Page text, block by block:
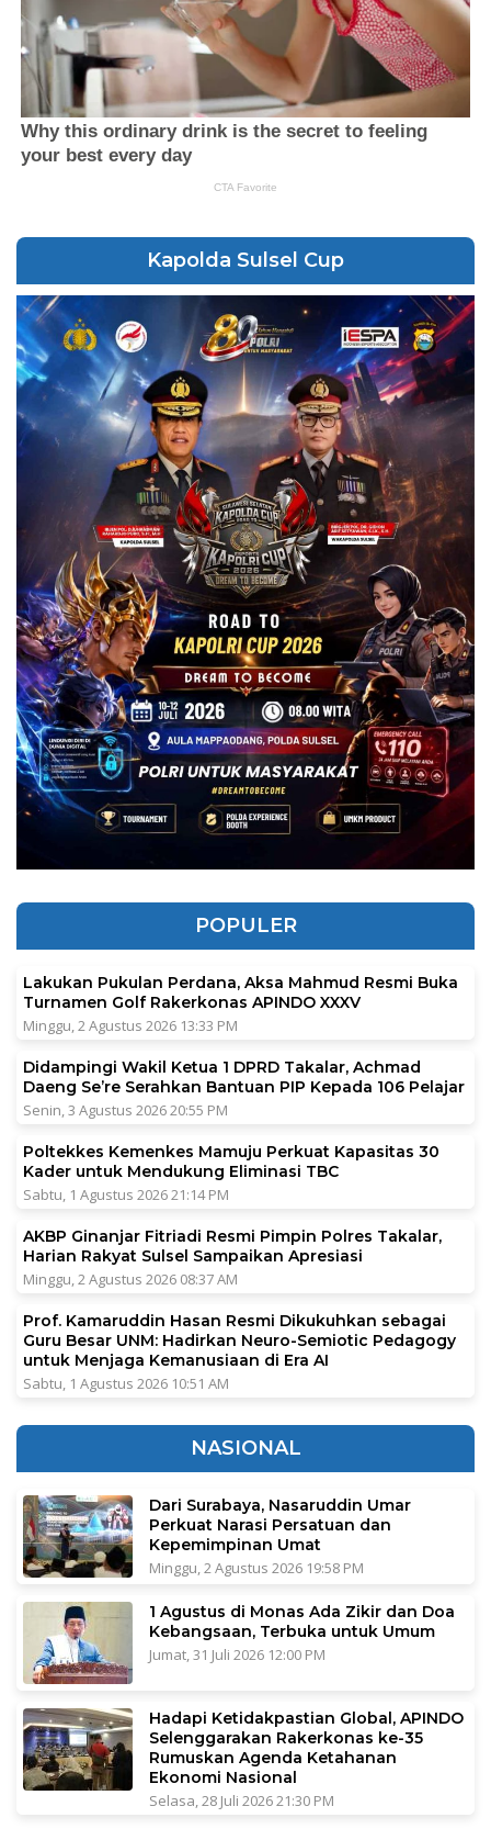
Kapolda Sulsel Cup
POPULER
Lakukan Pukulan Perdana, Aksa Mahmud Resmi Buka
Turnamen Golf Rakerkonas APINDO XXXV
Minggu, 2 Agustus 2026 13:33 PM
Didampingi Wakil Ketua 1 DPRD Takalar, Achmad
Daeng Se’re Serahkan Bantuan PIP Kepada 106 Pelajar
Senin, 3 Agustus 2026 20:55 PM
Poltekkes Kemenkes Mamuju Perkuat Kapasitas 30
Kader untuk Mendukung Eliminasi TBC
Sabtu, 1 Agustus 2026 21:14 PM
AKBP Ginanjar Fitriadi Resmi Pimpin Polres Takalar,
Harian Rakyat Sulsel Sampaikan Apresiasi
Minggu, 2 Agustus 2026 08:37 AM
Prof. Kamaruddin Hasan Resmi Dikukuhkan sebagai
Guru Besar UNM: Hadirkan Neuro-Semiotic Pedagogy
untuk Menjaga Kemanusiaan di Era AI
Sabtu, 1 Agustus 2026 10:51 AM
NASIONAL
Dari Surabaya, Nasaruddin Umar
Perkuat Narasi Persatuan dan
Kepemimpinan Umat
Minggu, 2 Agustus 2026 19:58 PM
1 Agustus di Monas Ada Zikir dan Doa
Kebangsaan, Terbuka untuk Umum
Jumat, 31 Juli 2026 12:00 PM
Hadapi Ketidakpastian Global, APINDO
Selenggarakan Rakerkonas ke-35
Rumuskan Agenda Ketahanan
Ekonomi Nasional
Selasa, 28 Juli 2026 21:30 PM